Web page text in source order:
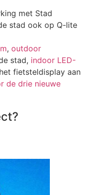
met Stad
stad ook op Q-lite
, outdoor
stad, indoor LED-
fietsteldisplay aan
de drie nieuwe